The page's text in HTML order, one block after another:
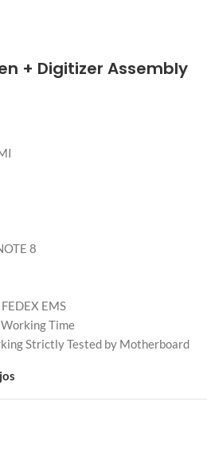
+ Digitizer Assembly
8
EMS
Time
Strictly Tested by Motherboard